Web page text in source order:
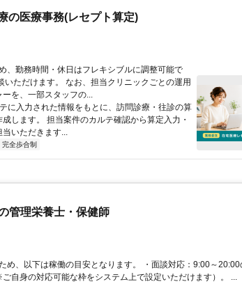
の医療事務(レセプト算定)
、勤務時間・休日はフレキシブルに調整可能で
いただけます。 なお、担当クリニックごとの運用
を、一部スタッフの...
に入力された情報をもとに、訪問診療・往診の算
します。 担当案件のカルテ確認から算定入力・
いただきます...
完全歩合制
管理栄養士・保健師
め、以下は稼働の目安となります。 ・面談対応：9:00～20:00
自身の対応可能な枠をシステム上で設定いただけます）。 ...